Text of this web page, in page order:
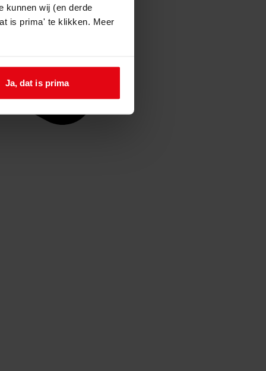
kunnen wij (en derde
is prima' te klikken. Meer
Ja, dat is prima